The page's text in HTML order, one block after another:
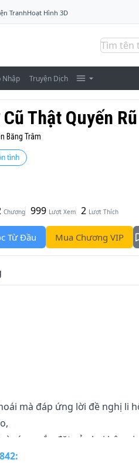
TranhHoạt Hình 3D
Nhập Truyện Dịch
Thật Quyến Rũ
Băng Trâm
tình
Chương 999 Lượt Xem 2 Lượt Thích
Từ Đầu Mua Chương VIP
mà đáp ứng lời đề nghị li
có sự sắp đặt của hai bên gia
: